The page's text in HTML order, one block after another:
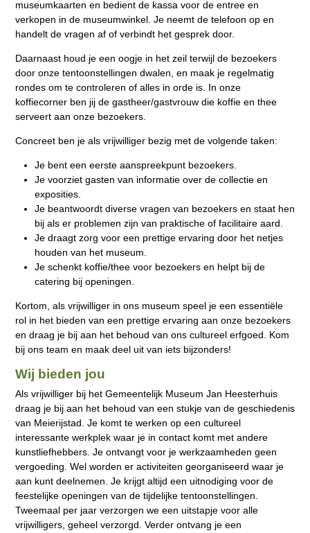
museumkaarten en bedient de kassa voor de entree en
verkopen in de museumwinkel. Je neemt de telefoon op en
handelt de vragen af of verbindt het gesprek door.
Daarnaast houd je een oogje in het zeil terwijl de bezoekers
door onze tentoonstellingen dwalen, en maak je regelmatig
rondes om te controleren of alles in orde is. In onze
koffiecorner ben jij de gastheer/gastvrouw die koffie en thee
serveert aan onze bezoekers.
Concreet ben je als vrijwilliger bezig met de volgende taken:
Je bent een eerste aanspreekpunt bezoekers.
Je voorziet gasten van informatie over de collectie en
exposities.
Je beantwoordt diverse vragen van bezoekers en staat hen
bij als er problemen zijn van praktische of facilitaire aard.
Je draagt zorg voor een prettige ervaring door het netjes
houden van het museum.
Je schenkt koffie/thee voor bezoekers en helpt bij de
catering bij openingen.
Kortom, als vrijwilliger in ons museum speel je een essentiële
rol in het bieden van een prettige ervaring aan onze bezoekers
en draag je bij aan het behoud van ons cultureel erfgoed. Kom
bij ons team en maak deel uit van iets bijzonders!
Wij bieden jou
Als vrijwilliger bij het Gemeentelijk Museum Jan Heesterhuis
draag je bij aan het behoud van een stukje van de geschiedenis
van Meierijstad. Je komt te werken op een cultureel
interessante werkplek waar je in contact komt met andere
kunstliefhebbers. Je ontvangt voor je werkzaamheden geen
vergoeding. Wel worden er activiteiten georganiseerd waar je
aan kunt deelnemen. Je krijgt altijd een uitnodiging voor de
feestelijke openingen van de tijdelijke tentoonstellingen.
Tweemaal per jaar verzorgen we een uitstapje voor alle
vrijwilligers, geheel verzorgd. Verder ontvang je een